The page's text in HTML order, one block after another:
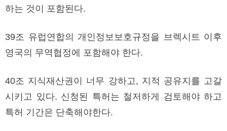
하는 것이 포함된다.
39조 유럽연합의 개인정보보호규정을 브렉시트 이후
영국의 무역협정에 포함해야 한다.
40조 지식재산권이 너무 강하고, 지적 공유지를 고갈
시키고 있다. 신청된 특허는 철저하게 검토해야 하고
특허 기간은 단축해야한다.